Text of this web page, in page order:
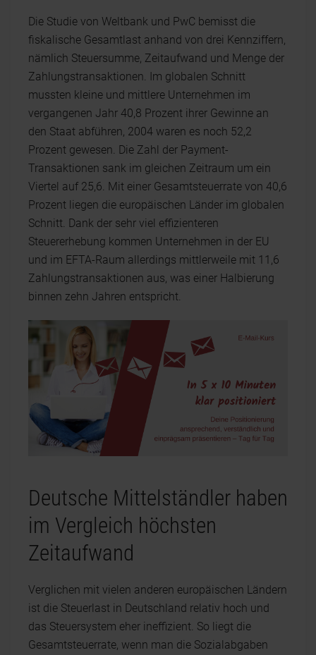
Die Studie von Weltbank und PwC bemisst die
fiskalische Gesamtlast anhand von drei Kennziffern,
nämlich Steuersumme, Zeitaufwand und Menge der
Zahlungstransaktionen. Im globalen Schnitt
mussten kleine und mittlere Unternehmen im
vergangenen Jahr 40,8 Prozent ihrer Gewinne an
den Staat abführen, 2004 waren es noch 52,2
Prozent gewesen. Die Zahl der Payment-
Transaktionen sank im gleichen Zeitraum um ein
Viertel auf 25,6. Mit einer Gesamtsteuerrate von 40,6
Prozent liegen die europäischen Länder im globalen
Schnitt. Dank der sehr viel effizienteren
Steuererhebung kommen Unternehmen in der EU
und im EFTA-Raum allerdings mittlerweile mit 11,6
Zahlungstransaktionen aus, was einer Halbierung
binnen zehn Jahren entspricht.
Deutsche Mittelständler haben
im Vergleich höchsten
Zeitaufwand
Verglichen mit vielen anderen europäischen Ländern
ist die Steuerlast in Deutschland relativ hoch und
das Steuersystem eher ineffizient. So liegt die
Gesamtsteuerrate, wenn man die Sozialabgaben